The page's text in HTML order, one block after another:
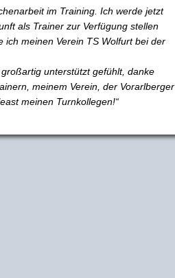
im Training. Ich werde jetzt
als Trainer zur Verfügung stellen
ich meinen Verein TS Wolfurt bei der
unterstützt gefühlt, danke
meinem Verein, der Vorarlberger
meinen Turnkollegen!“